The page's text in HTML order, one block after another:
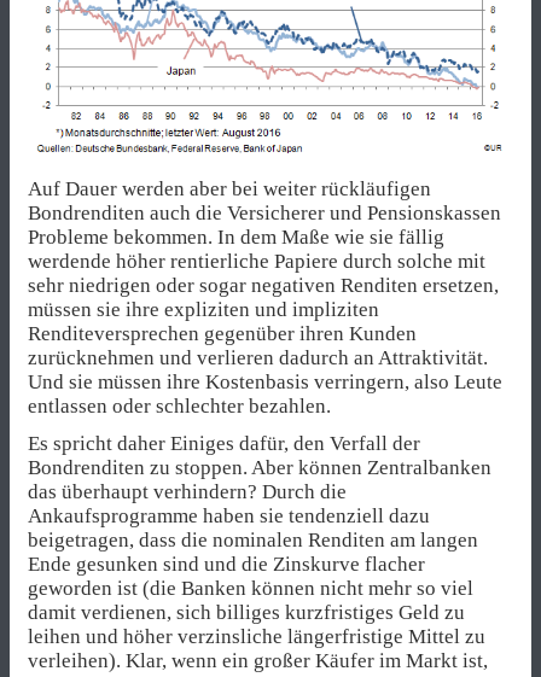
Auf Dauer werden aber bei weiter rückläufigen
Bondrenditen auch die Versicherer und Pensionskassen
Probleme bekommen. In dem Maße wie sie fällig
werdende höher rentierliche Papiere durch solche mit
sehr niedrigen oder sogar negativen Renditen ersetzen,
müssen sie ihre expliziten und impliziten
Renditeversprechen gegenüber ihren Kunden
zurücknehmen und verlieren dadurch an Attraktivität.
Und sie müssen ihre Kostenbasis verringern, also Leute
entlassen oder schlechter bezahlen.
Es spricht daher Einiges dafür, den Verfall der
Bondrenditen zu stoppen. Aber können Zentralbanken
das überhaupt verhindern? Durch die
Ankaufsprogramme haben sie tendenziell dazu
beigetragen, dass die nominalen Renditen am langen
Ende gesunken sind und die Zinskurve flacher
geworden ist (die Banken können nicht mehr so viel
damit verdienen, sich billiges kurzfristiges Geld zu
leihen und höher verzinsliche längerfristige Mittel zu
verleihen). Klar, wenn ein großer Käufer im Markt ist,